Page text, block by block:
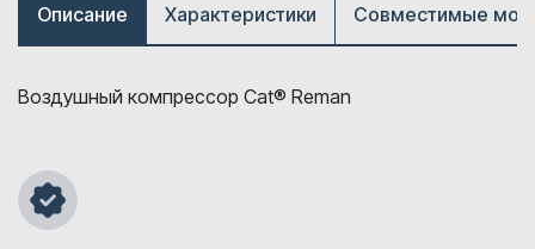
Описание Характеристики Совместимые
Воздушный компрессор Cat® Reman